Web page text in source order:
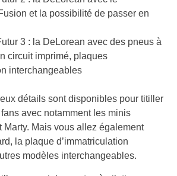
et la possibilité de passer en
3 : la DeLorean avec des pneus à
circuit imprimé, plaques
interchangeables
détails sont disponibles pour titiller
avec notamment les minis
Marty. Mais vous allez également
la plaque d’immatriculation
modèles interchangeables.